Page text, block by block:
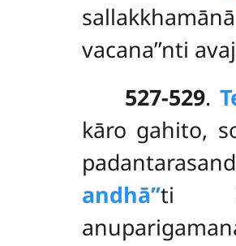
vacana’’nti
527-529.
kāro gahito,
andhā’’ti